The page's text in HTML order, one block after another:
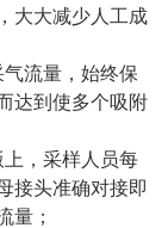
大大减少人工成
流量，始终保
达到使多个吸附
，采样人员每
接头准确对接即
量；